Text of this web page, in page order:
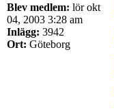
Blev medlem: lör okt
04, 2003 3:28 am
Inlägg: 3942
Ort: Göteborg